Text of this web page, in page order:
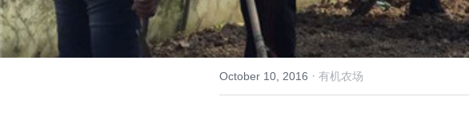
October 10, 2016 · 有机农场